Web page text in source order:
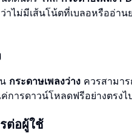
ไม่มีเส้นโน้ตที่เบลอหรืออ่าน
กระดาษเพลงว่าง ควรสามา
การดาวน์โหลดฟรีอย่างตรงไ
ต่อผู้ใช้